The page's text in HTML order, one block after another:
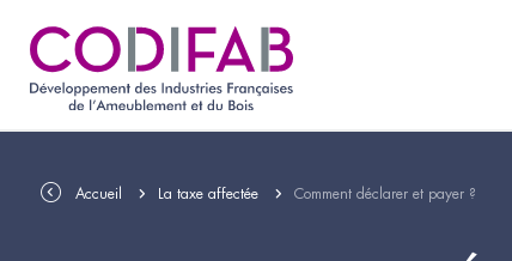
Accueil La taxe affectée Comment déclarer et payer ?